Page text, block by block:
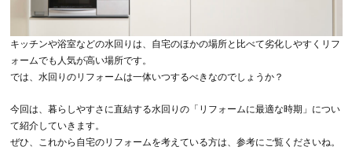
キッチンや浴室などの水回りは、自宅のほかの場所と比べて劣化しやすくリフ
ォームでも人気が高い場所です。
では、水回りのリフォームは一体いつするべきなのでしょうか？
今回は、暮らしやすさに直結する水回りの「リフォームに最適な時期」につい
て紹介していきます。
ぜひ、これから自宅のリフォームを考えている方は、参考にご覧くださいね。